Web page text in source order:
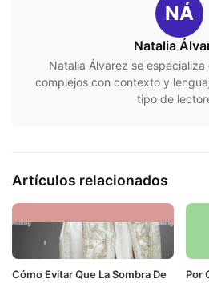
NÁ
Natalia
Natalia Álvarez se
complejos con contexto y
tipo de
Artículos relacionados
Cómo Evitar Que La Sombra De
Por